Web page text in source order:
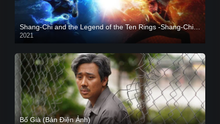
Shang-Chi and the Legend of the Ten Rings -Shang-Chi và huyền thoại Thập Luân
2021
CAM
Bố Già (Bản Điện Ảnh)